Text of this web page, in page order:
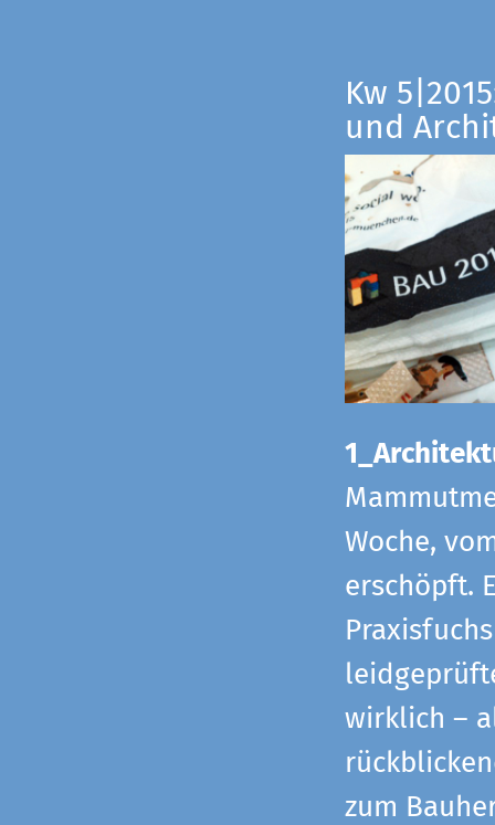
Kw
und
Woche,
erschöpft.
wirklich –
zum